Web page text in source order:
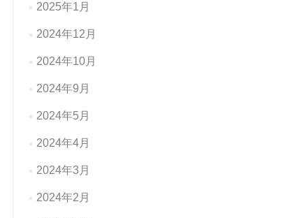
2025年1月
2024年12月
2024年10月
2024年9月
2024年5月
2024年4月
2024年3月
2024年2月